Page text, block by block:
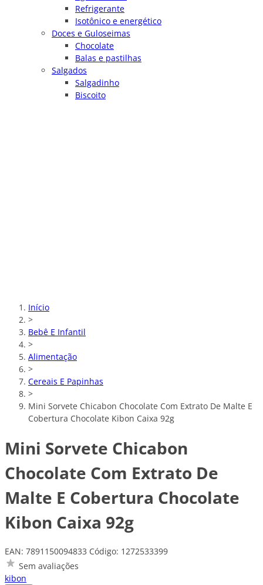
Refrigerante
Isotônico e energético
Doces e Guloseimas
Chocolate
Balas e pastilhas
Salgados
Salgadinho
Biscoito
Início
>
Bebê E Infantil
>
Alimentação
>
Cereais E Papinhas
>
Mini Sorvete Chicabon Chocolate Com Extrato De Malte E
Cobertura Chocolate Kibon Caixa 92g
Mini Sorvete Chicabon
Chocolate Com Extrato De
Malte E Cobertura Chocolate
Kibon Caixa 92g
EAN: 7891150094833 Código: 1272533399
Sem avaliações
kibon